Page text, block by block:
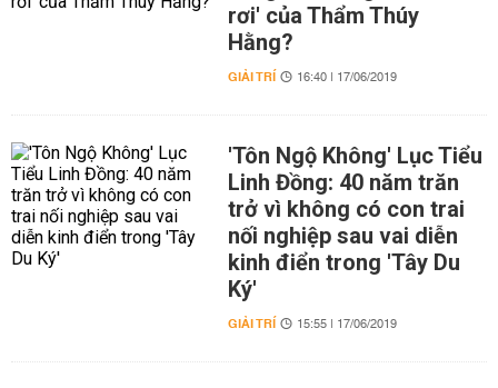
rơi' của Thẩm Thúy
Hằng?
GIẢI TRÍ 16:40 | 17/06/2019
'Tôn Ngộ Không' Lục Tiểu
Linh Đồng: 40 năm trăn
trở vì không có con trai
nối nghiệp sau vai diễn
kinh điển trong 'Tây Du
Ký'
GIẢI TRÍ 15:55 | 17/06/2019